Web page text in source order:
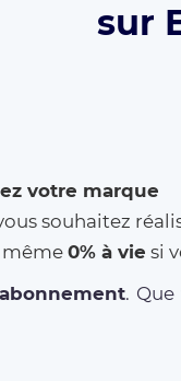
sur
votre marque
souhaitez
même 0% à vie si
.